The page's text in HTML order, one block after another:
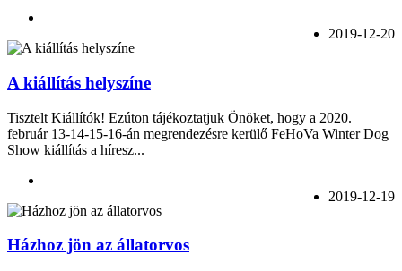
2019-12-20
A kiállítás helyszíne
Tisztelt Kiállítók! Ezúton tájékoztatjuk Önöket, hogy a 2020.
február 13-14-15-16-án megrendezésre kerülő FeHoVa Winter Dog
Show kiállítás a híresz...
2019-12-19
Házhoz jön az állatorvos